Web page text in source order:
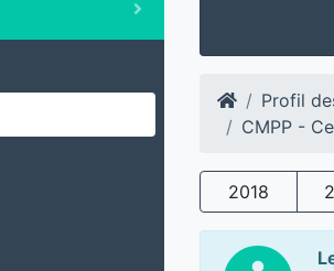
Profil
CMPP -
2018